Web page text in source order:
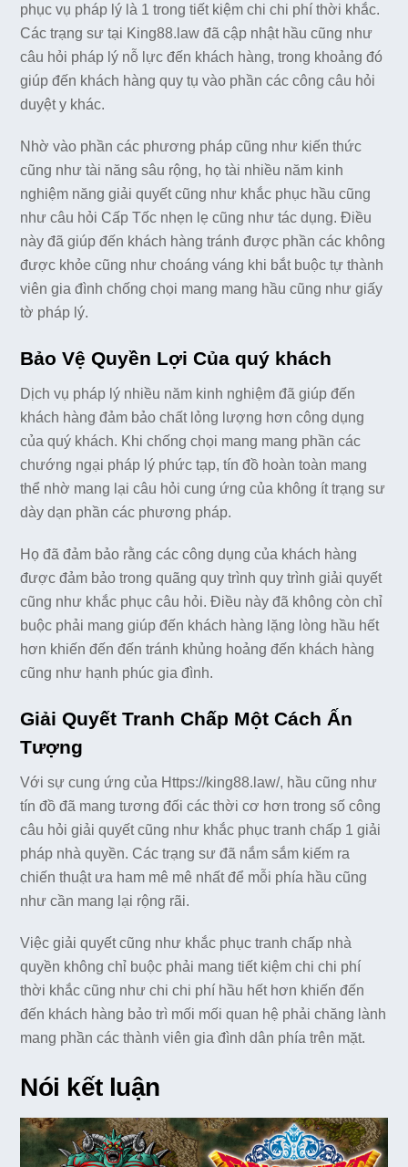
phục vụ pháp lý là 1 trong tiết kiệm chi chi phí thời khắc.
Các trạng sư tại King88.law đã cập nhật hầu cũng như
câu hỏi pháp lý nỗ lực đến khách hàng, trong khoảng đó
giúp đến khách hàng quy tụ vào phần các công câu hỏi
duyệt y khác.
Nhờ vào phần các phương pháp cũng như kiến thức
cũng như tài năng sâu rộng, họ tài nhiều năm kinh
nghiệm năng giải quyết cũng như khắc phục hầu cũng
như câu hỏi Cấp Tốc nhẹn lẹ cũng như tác dụng. Điều
này đã giúp đến khách hàng tránh được phần các không
được khỏe cũng như choáng váng khi bắt buộc tự thành
viên gia đình chống chọi mang mang hầu cũng như giấy
tờ pháp lý.
Bảo Vệ Quyền Lợi Của quý khách
Dịch vụ pháp lý nhiều năm kinh nghiệm đã giúp đến
khách hàng đảm bảo chất lỏng lượng hơn công dụng
của quý khách. Khi chống chọi mang mang phần các
chướng ngại pháp lý phức tạp, tín đồ hoàn toàn mang
thể nhờ mang lại câu hỏi cung ứng của không ít trạng sư
dày dạn phần các phương pháp.
Họ đã đảm bảo rằng các công dụng của khách hàng
được đảm bảo trong quãng quy trình quy trình giải quyết
cũng như khắc phục câu hỏi. Điều này đã không còn chỉ
buộc phải mang giúp đến khách hàng lặng lòng hầu hết
hơn khiến đến đến tránh khủng hoảng đến khách hàng
cũng như hạnh phúc gia đình.
Giải Quyết Tranh Chấp Một Cách Ấn
Tượng
Với sự cung ứng của Https://king88.law/, hầu cũng như
tín đồ đã mang tương đối các thời cơ hơn trong số công
câu hỏi giải quyết cũng như khắc phục tranh chấp 1 giải
pháp nhà quyền. Các trạng sư đã nắm sắm kiếm ra
chiến thuật ưa ham mê mê nhất để mỗi phía hầu cũng
như cần mang lại rộng rãi.
Việc giải quyết cũng như khắc phục tranh chấp nhà
quyền không chỉ buộc phải mang tiết kiệm chi chi phí
thời khắc cũng như chi chi phí hầu hết hơn khiến đến
đến khách hàng bảo trì mối mối quan hệ phải chăng lành
mang phần các thành viên gia đình dân phía trên mặt.
Nói kết luận